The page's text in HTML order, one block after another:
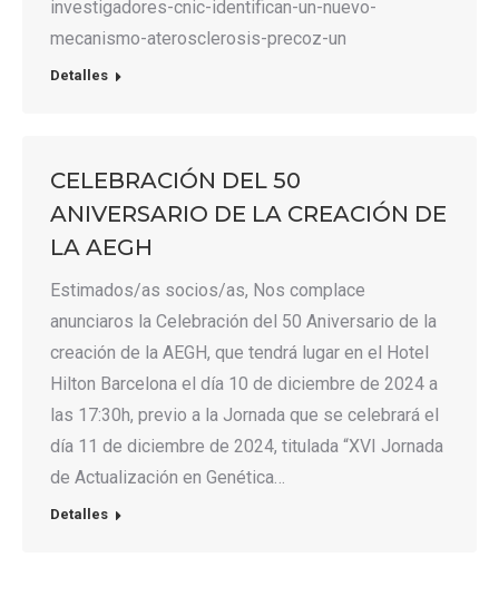
investigadores-cnic-identifican-un-nuevo-
mecanismo-aterosclerosis-precoz-un
Detalles
CELEBRACIÓN DEL 50
ANIVERSARIO DE LA CREACIÓN DE
LA AEGH
Estimados/as socios/as, Nos complace
anunciaros la Celebración del 50 Aniversario de la
creación de la AEGH, que tendrá lugar en el Hotel
Hilton Barcelona el día 10 de diciembre de 2024 a
las 17:30h, previo a la Jornada que se celebrará el
día 11 de diciembre de 2024, titulada “XVI Jornada
de Actualización en Genética…
Detalles